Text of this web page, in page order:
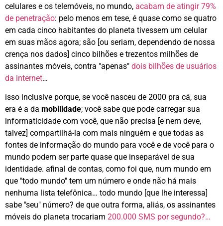
celulares e os telemóveis, no mundo, acabam de atingir 79%
de penetração: pelo menos em tese, é quase como se quatro
em cada cinco habitantes do planeta tivessem um celular
em suas mãos agora; são [ou seriam, dependendo de nossa
crença nos dados] cinco bilhões e trezentos milhões de
assinantes móveis, contra "apenas" dois bilhões de usuários
da internet…
isso inclusive porque, se você nasceu de 2000 pra cá, sua
era é a da mobilidade; você sabe que pode carregar sua
informaticidade com você, que não precisa [e nem deve,
talvez] compartilhá-la com mais ninguém e que todas as
fontes de informação do mundo para você e de você para o
mundo podem ser parte quase que inseparável de sua
identidade. afinal de contas, como foi que, num mundo em
que "todo mundo" tem um número e onde não há mais
nenhuma lista telefônica… todo mundo [que lhe interessa]
sabe "seu" número? de que outra forma, aliás, os assinantes
móveis do planeta trocariam 200.000 SMS por segundo?…